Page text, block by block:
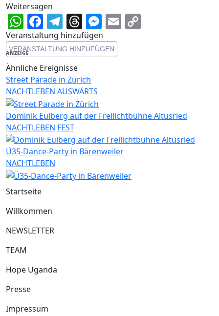
Weitersagen
WhatsApp
Facebook
Telegram
Threads
Messenger
Email
Veranstaltung hinzufügen
VERANSTALTUNG HINZUFÜGEN
ANZEIGE
Ähnliche Ereignisse
Street Parade in Zürich
NACHTLEBEN AUSWÄRTS
Dominik Eulberg auf der Freilichtbühne Altusried
NACHTLEBEN FEST
Ü35-Dance-Party in Bärenweiler
NACHTLEBEN
Startseite
Willkommen
NEWSLETTER
TEAM
Hope Uganda
Presse
Impressum